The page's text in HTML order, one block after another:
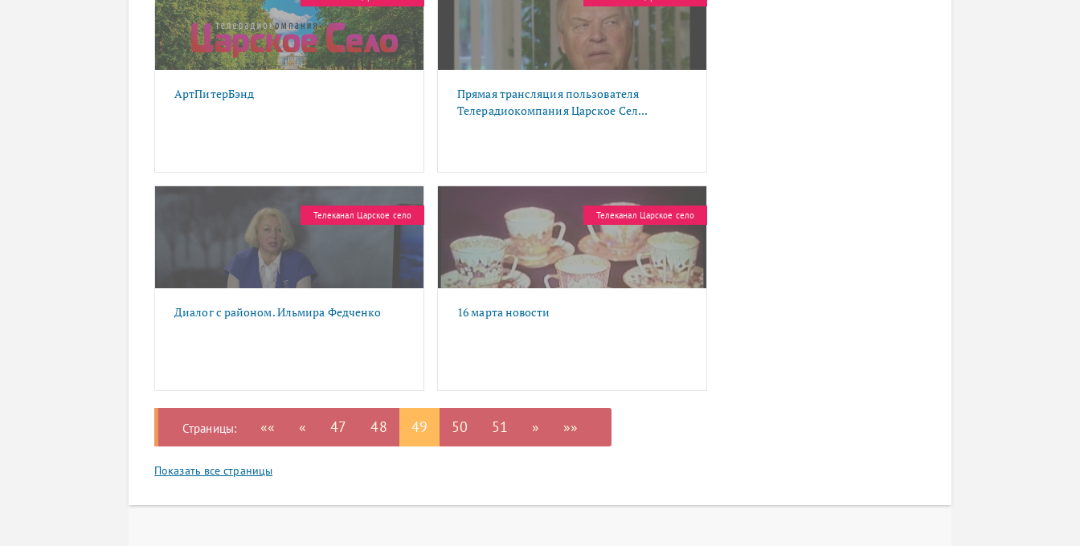
АртПитерБэнд
Прямая трансляция пользователя
Телерадиокомпания Царское Сел...
Телеканал Царское село
Диалог с районом. Ильмира Федченко
Телеканал Царское село
16 марта новости
Страницы: «« « 47 48 49 50 51 » »»
Показать все страницы